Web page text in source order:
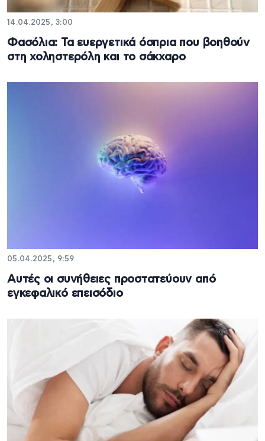
14.04.2025, 3:00
Φασόλια: Τα ευεργετικά όσπρια που βοηθούν
στη χοληστερόλη και το σάκχαρο
05.04.2025, 9:59
Αυτές οι συνήθειες προστατεύουν από
εγκεφαλικό επεισόδιο